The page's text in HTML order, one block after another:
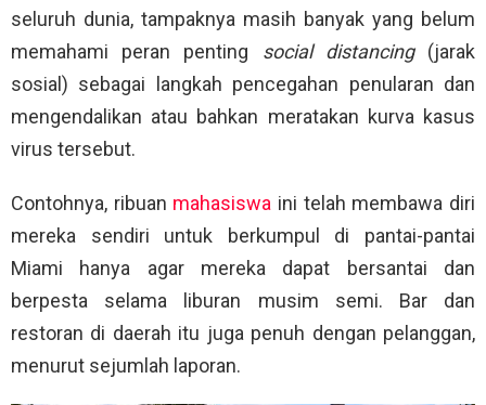
seluruh dunia, tampaknya masih banyak yang belum
memahami peran penting social distancing(jarak
sosial) sebagai langkah pencegahan penularan dan
mengendalikan atau bahkan meratakan kurva kasus
virus tersebut.
Contohnya, ribuan mahasiswa ini telah membawa diri
mereka sendiri untuk berkumpul di pantai-pantai
Miami hanya agar mereka dapat bersantai dan
berpesta selama liburan musim semi. Bar dan
restoran di daerah itu juga penuh dengan pelanggan,
menurut sejumlah laporan.